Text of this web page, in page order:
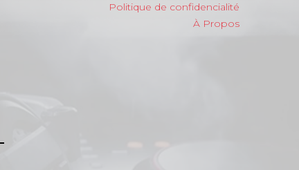
Politique de confidencialité
À Propos